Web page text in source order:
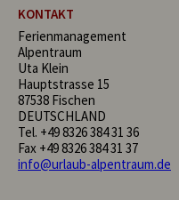
KONTAKT
Ferienmanagement
Alpentraum
Uta Klein
Hauptstrasse 15
87538 Fischen
DEUTSCHLAND
Tel. +49 8326 384 31 36
Fax +49 8326 384 31 37
info@urlaub-alpentraum.de